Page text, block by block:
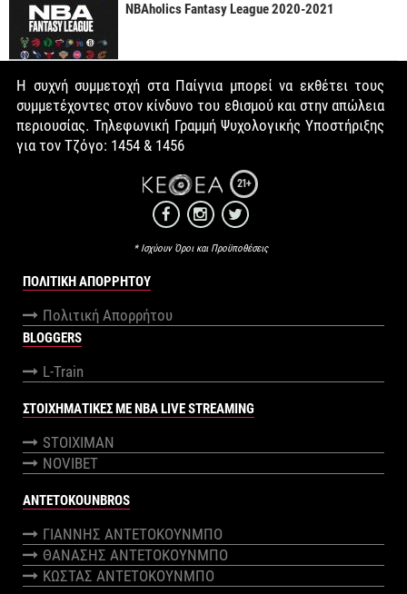
NBAholics Fantasy League 2020-2021
Η συχνή συμμετοχή στα Παίγνια μπορεί να εκθέτει τους
συμμετέχοντες στον κίνδυνο του εθισμού και στην απώλεια
περιουσίας. Τηλεφωνική Γραμμή Ψυχολογικής Υποστήριξης
για τον Τζόγο: 1454 & 1456
21+
* Ισχύουν Όροι και Προϋποθέσεις
ΠΟΛΙΤΙΚΉ ΑΠΟΡΡΉΤΟΥ
Πολιτική Απορρήτου
BLOGGERS
L-Train
ΣΤΟΙΧΗΜΑΤΙΚΕΣ ΜΕ NBA LIVE STREAMING
STOIXIMAN
NOVIBET
ANTETOKOUNBROS
ΓΙΑΝΝΗΣ ΑΝΤΕΤΟΚΟΥΝΜΠΟ
ΘΑΝΑΣΗΣ ΑΝΤΕΤΟΚΟΥΝΜΠΟ
ΚΩΣΤΑΣ ΑΝΤΕΤΟΚΟΥΝΜΠΟ